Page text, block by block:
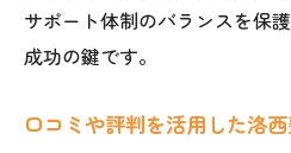
サポート体制のバランスを保
成功の鍵です。
口コミや評判を活用した洛